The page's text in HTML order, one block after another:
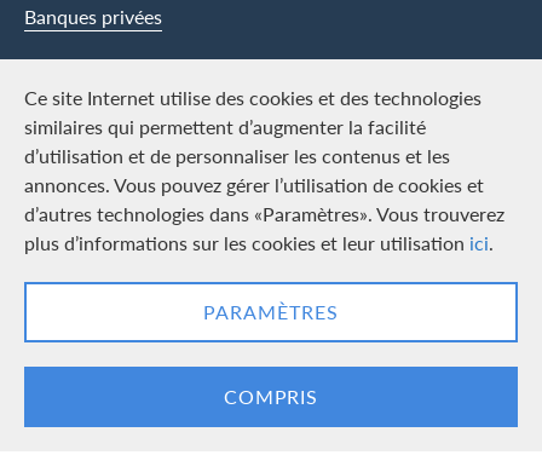
Ce site Internet utilise des cookies et des technologies
similaires qui permettent d’augmenter la facilité
d’utilisation et de personnaliser les contenus et les
annonces. Vous pouvez gérer l’utilisation de cookies et
d’autres technologies dans «Paramètres». Vous trouverez
plus d’informations sur les cookies et leur utilisation ici.
PARAMÈTRES
COMPRIS
Banques privées
Swisscard
Carrière
Offres d’emploi
Média
LinkedInFacebook